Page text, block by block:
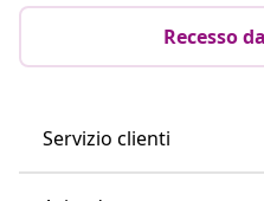
Recesso
Servizio clienti